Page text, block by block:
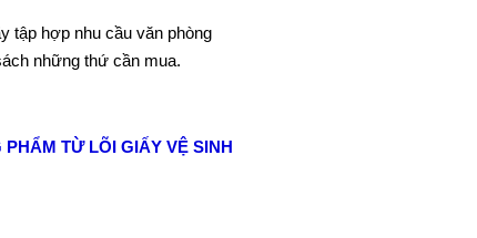
tập hợp nhu cầu văn phòng
những thứ cần mua.
TỪ LÕI GIẤY VỆ SINH